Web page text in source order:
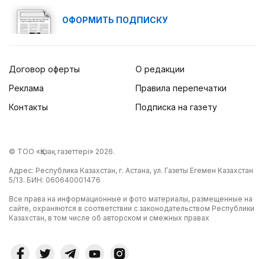
ОФОРМИТЬ ПОДПИСКУ
Договор оферты
Реклама
Контакты
О редакции
Правила перепечатки
Подписка на газету
© ТОО «Қазақ газеттері» 2026.
Адрес: Республика Казахстан, г. Астана, ул. Газеты Егемен Казахстан
5/13. БИН: 060640001476
Все права на информационные и фото материалы, размещенные на
сайте, охраняются в соответствии с законодательством Республики
Казахстан, в том числе об авторском и смежных правах